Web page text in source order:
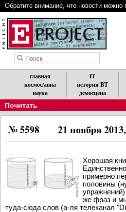
Обратите внимание, что новости можно
главная
космос/авиа
наука
IT
история ВТ
демосцена
Почитать
21 ноября
№ 5598
Хорошая
примерно
половины
же фраз и
туда-сюда слов (а-ля телеканал